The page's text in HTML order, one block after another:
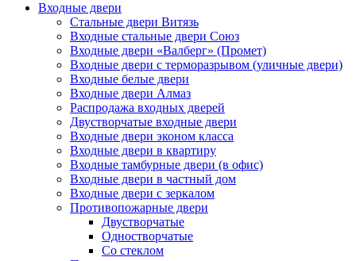
Входные двери
Стальные двери Витязь
Входные стальные двери Союз
Входные двери «Валберг» (Промет)
Входные двери с терморазрывом (уличные двери)
Входные белые двери
Входные двери Алмаз
Распродажа входных дверей
Двустворчатые входные двери
Входные двери эконом класса
Входные двери в квартиру
Входные тамбурные двери (в офис)
Входные двери в частный дом
Входные двери с зеркалом
Противопожарные двери
Двустворчатые
Одностворчатые
Со стеклом